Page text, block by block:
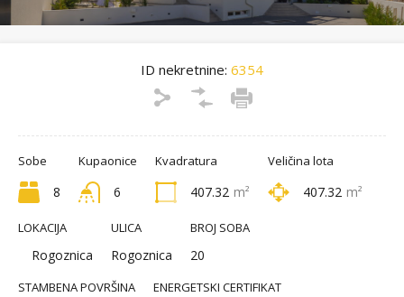
ID nekretnine: 6354
Sobe
8
Kupaonice
6
Kvadratura
407.32 m²
Veličina lota
407.32 m²
LOKACIJA
Rogoznica
ULICA
Rogoznica
BROJ SOBA
20
STAMBENA POVRŠINA ENERGETSKI CERTIFIKAT